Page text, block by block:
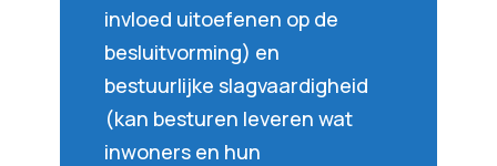
invloed uitoefenen op de
besluitvorming) en
bestuurlijke slagvaardigheid
(kan besturen leveren wat
inwoners en hun